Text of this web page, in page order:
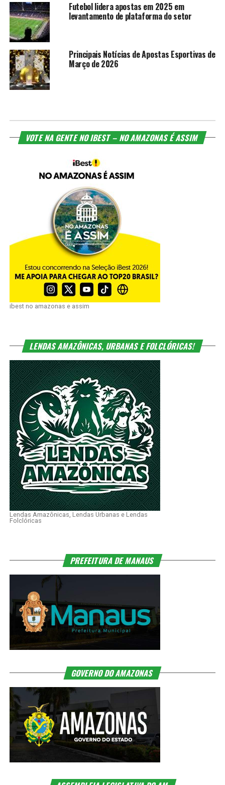
Futebol lidera apostas em 2025 em
levantamento de plataforma do setor
Principais Notícias de Apostas Esportivas de
Março de 2026
VOTE NA GENTE NO IBEST – NO AMAZONAS É ASSIM
ibest no amazonas e assim
LENDAS AMAZÔNICAS, URBANAS E FOLCLÓRICAS!
Lendas Amazônicas, Lendas Urbanas e Lendas
Folclóricas
PREFEITURA DE MANAUS
GOVERNO DO AMAZONAS